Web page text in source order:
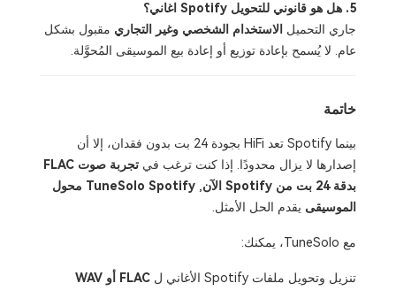
5. هل هو قانوني للتحويل Spotify اغاني؟
جاري التحميل الاستخدام الشخصي وغير التجاري مقبول بشكل
عام. لا يُسمح بإعادة توزيع أو إعادة بيع الموسيقى المُحوَّلة.
خاتمة
بينما Spotify تعد HiFi بجودة 24 بت بدون فقدان، إلا أن
إصدارها لا يزال محدودًا. إذا كنت ترغب في
تجربة صوت FLAC
بدقة 24 بت من Spotify الآن
,
TuneSolo Spotify محول
الموسيقى يقدم الحل الأمثل.
مع TuneSolo، يمكنك:
تنزيل وتحويل ملفات Spotify الأغاني ل
FLAC أو WAV